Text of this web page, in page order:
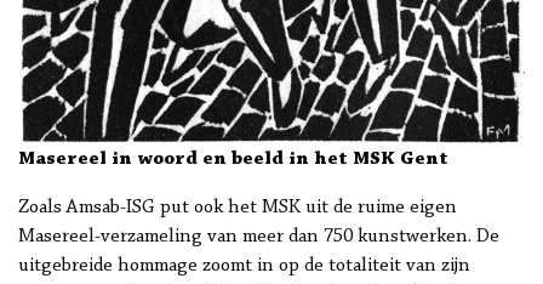
Masereel in woord en beeld in het MSK Gent
Zoals Amsab-ISG put ook het MSK uit de ruime eigen
Masereel-verzameling van meer dan 750 kunstwerken. De
uitgebreide hommage zoomt in op de totaliteit van zijn